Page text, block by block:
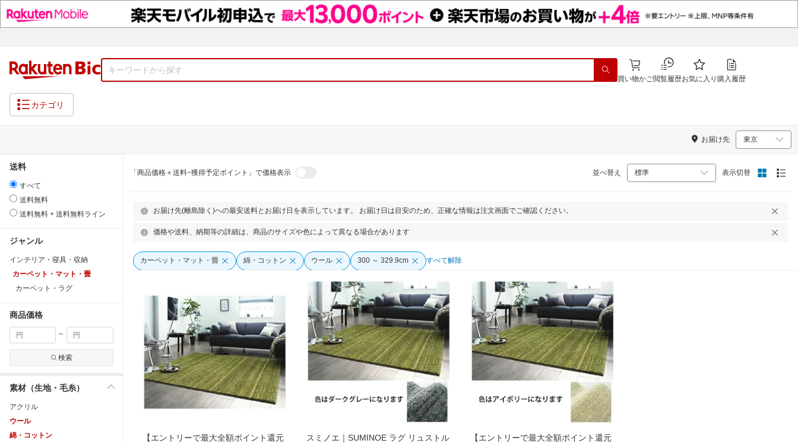
買い物かご閲覧履歴お気に入り 購入履歴
カテゴリ
お届け先
送料
すべて
送料無料
送料無料 + 送料無料ライン
ジャンル
インテリア・寝具・収納
カーペット・マット・畳
カーペット・ラグ
商品価格
~
検索
素材（生地・毛糸）
アクリル
ウール
綿・コットン
「商品価格＋送料−獲得予定ポイント」で価格表示 並べ替え 表示切替
お届け先(離島除く)への最安送料とお届け日を表示しています。 お届け日は目安のため、正確な情報は注文画面でご確認ください。
価格や送料、納期等の詳細は、商品のサイズや色によって異なる場合があります
カーペット・マット・畳 綿・コットン ウール 300 ～ 329.9cm すべて解除
【エントリーで最大全額ポイント還元
スミノエ｜SUMINOE ラグ リュストル
【エントリーで最大全額ポイント還元